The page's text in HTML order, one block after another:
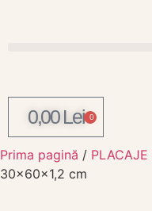
0,00Lei 0
Prima pagină / PLACAJE
30x60x1,2 cm